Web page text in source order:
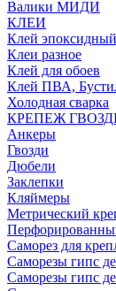
Валики МИДИ
КЛЕИ
Клей эпоксидный
Клеи разное
Клей для обоев
Клей ПВА,
Холодная сварка
КРЕПЕЖ
Анкеры
Гвозди
Дюбели
Заклепки
Кляймеры
Метрический
Саморез для
Саморезы гипс
Саморезы гипс